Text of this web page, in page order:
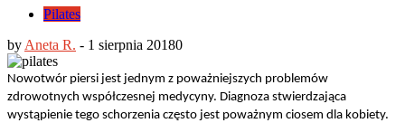
Pilates
by Aneta R. - 1 sierpnia 20180
Nowotwór piersi jest jednym z poważniejszych problemów
zdrowotnych współczesnej medycyny. Diagnoza stwierdzająca
wystąpienie tego schorzenia często jest poważnym ciosem dla kobiety.